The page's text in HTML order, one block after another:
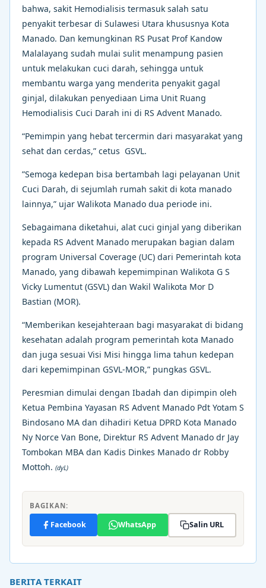
bahwa, sakit Hemodialisis termasuk salah satu
penyakit terbesar di Sulawesi Utara khususnya Kota
Manado. Dan kemungkinan RS Pusat Prof Kandow
Malalayang sudah mulai sulit menampung pasien
untuk melakukan cuci darah, sehingga untuk
membantu warga yang menderita penyakit gagal
ginjal, dilakukan penyediaan Lima Unit Ruang
Hemodialisis Cuci Darah ini di RS Advent Manado.
“Pemimpin yang hebat tercermin dari masyarakat yang
sehat dan cerdas,” cetus GSVL.
”Semoga kedepan bisa bertambah lagi pelayanan Unit
Cuci Darah, di sejumlah rumah sakit di kota manado
lainnya,” ujar Walikota Manado dua periode ini.
Sebagaimana diketahui, alat cuci ginjal yang diberikan
kepada RS Advent Manado merupakan bagian dalam
program Universal Coverage (UC) dari Pemerintah kota
Manado, yang dibawah kepemimpinan Walikota G S
Vicky Lumentut (GSVL) dan Wakil Walikota Mor D
Bastian (MOR).
“Memberikan kesejahteraan bagi masyarakat di bidang
kesehatan adalah program pemerintah kota Manado
dan juga sesuai Visi Misi hingga lima tahun kedepan
dari kepemimpinan GSVL-MOR,” pungkas GSVL.
Peresmian dimulai dengan Ibadah dan dipimpin oleh
Ketua Pembina Yayasan RS Advent Manado Pdt Yotam S
Bindosano MA dan dihadiri Ketua DPRD Kota Manado
Ny Norce Van Bone, Direktur RS Advent Manado dr Jay
Tombokan MBA dan Kadis Dinkes Manado dr Robby
Mottoh. (dyL)
BAGIKAN:
Facebook WhatsApp Salin URL
BERITA TERKAIT